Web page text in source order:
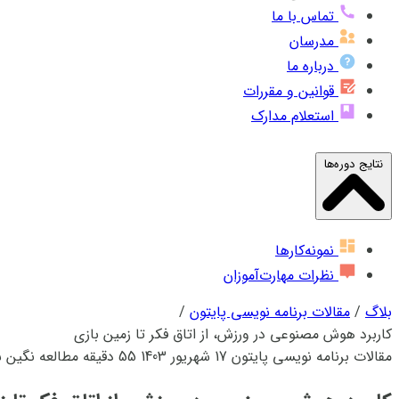
تماس با ما
مدرسان
درباره ما
قوانین و مقررات
استعلام مدارک
نتایج دوره‌ها
نمونه‌کارها
نظرات مهارت‌آموزان
بلاگ / مقالات برنامه نویسی پایتون /
کاربرد هوش مصنوعی در ورزش، از اتاق فکر تا زمین بازی
مقالات برنامه نویسی پایتون 17 شهریور 1403 55 دقیقه مطالعه